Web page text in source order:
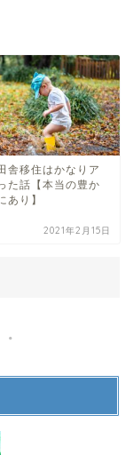
舎移住はかなりア
た話【本当の豊か
あり】
2021年2月15日